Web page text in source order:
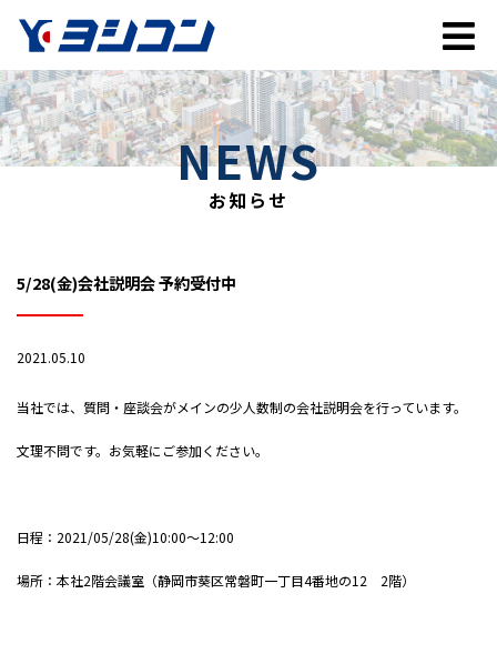
NEWS
お知らせ
5/28(金)会社説明会 予約受付中
2021.05.10
当社では、質問・座談会がメインの少人数制の会社説明会を行っています。
文理不問です。お気軽にご参加ください。
日程：2021/05/28(金)10:00～12:00
場所：本社2階会議室（静岡市葵区常磐町一丁目4番地の12 2階）